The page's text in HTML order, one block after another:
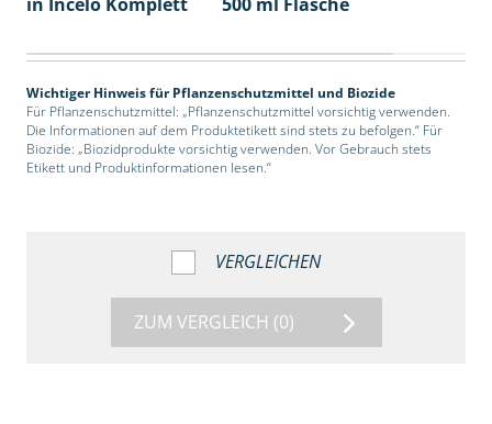
in Incelo Komplett 500 ml Flasche
Wichtiger Hinweis für Pflanzenschutzmittel und Biozide
Für Pflanzenschutzmittel: „Pflanzenschutzmittel vorsichtig verwenden.
Die Informationen auf dem Produktetikett sind stets zu befolgen.“ Für
Biozide: „Biozidprodukte vorsichtig verwenden. Vor Gebrauch stets
Etikett und Produktinformationen lesen.“
VERGLEICHEN
ZUM VERGLEICH (0)